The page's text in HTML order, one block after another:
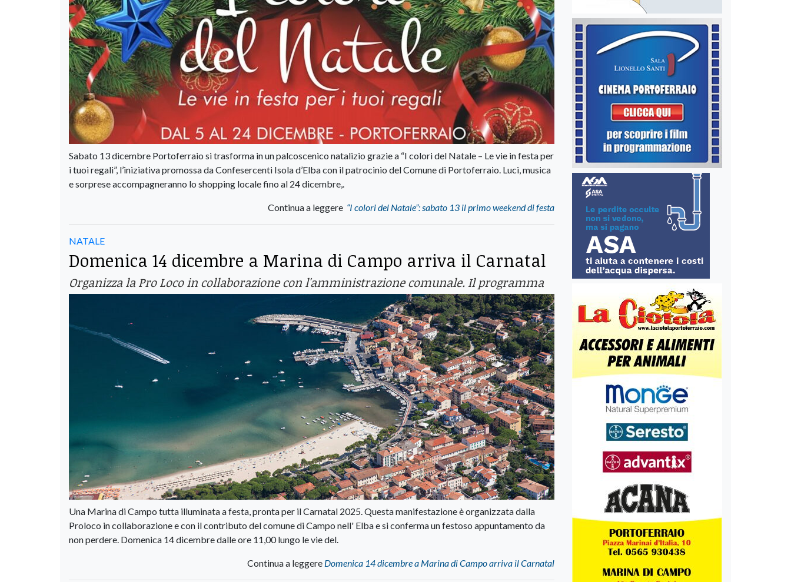
Sabato 13 dicembre Portoferraio si trasforma in un palcoscenico natalizio grazie a “I colori del Natale – Le vie in festa per
i tuoi regali”, l’iniziativa promossa da Confesercenti Isola d’Elba con il patrocinio del Comune di Portoferraio. Luci, musica
e sorprese accompagneranno lo shopping locale fino al 24 dicembre,.
Continua a leggere “I colori del Natale”: sabato 13 il primo weekend di festa
NATALE
Domenica 14 dicembre a Marina di Campo arriva il Carnatal
Organizza la Pro Loco in collaborazione con l'amministrazione comunale. Il programma
Una Marina di Campo tutta illuminata a festa, pronta per il Carnatal 2025. Questa manifestazione è organizzata dalla
Proloco in collaborazione e con il contributo del comune di Campo nell' Elba e si conferma un festoso appuntamento da
non perdere. Domenica 14 dicembre dalle ore 11,00 lungo le vie del.
Continua a leggere Domenica 14 dicembre a Marina di Campo arriva il Carnatal